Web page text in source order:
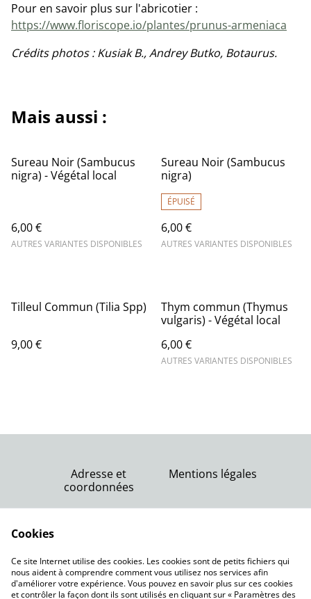
Pour en savoir plus sur l'abricotier :
https://www.floriscope.io/plantes/prunus-armeniaca
Crédits photos : Kusiak B., Andrey Butko, Botaurus.
Mais aussi :
Sureau Noir (Sambucus
nigra) - Végétal local
6,00 €
AUTRES VARIANTES DISPONIBLES
Sureau Noir (Sambucus
nigra)
ÉPUISÉ
6,00 €
AUTRES VARIANTES DISPONIBLES
Tilleul Commun (Tilia Spp)
9,00 €
Thym commun (Thymus
vulgaris) - Végétal local
6,00 €
AUTRES VARIANTES DISPONIBLES
Adresse et
coordonnées
Nous contacter
Mentions légales
Conditions générales
Politique de cookies
Cookies
Ce site Internet utilise des cookies. Les cookies sont de petits fichiers qui
nous aident à comprendre comment vous utilisez nos services afin
d'améliorer votre expérience. Vous pouvez en savoir plus sur ces cookies
et contrôler la façon dont ils sont utilisés en cliquant sur « Paramètres des